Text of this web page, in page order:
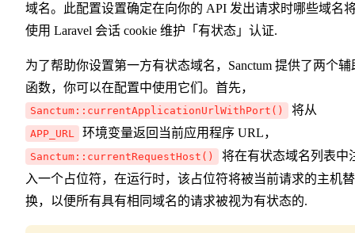
域名。此配置设置确定在向你的 API 发出请求时哪些域名
使用 Laravel 会话 cookie 维护「有状态」认证.
为了帮助你设置第一方有状态域名，Sanctum 提供了两个辅
函数，你可以在配置中使用它们。首先，
Sanctum::currentApplicationUrlWithPort() 将从
APP_URL 环境变量返回当前应用程序 URL，
Sanctum::currentRequestHost()
将在有状态域名列表中
入一个占位符，在运行时，该占位符将被当前请求的主机替
换，以便所有具有相同域名的请求被视为有状态的.